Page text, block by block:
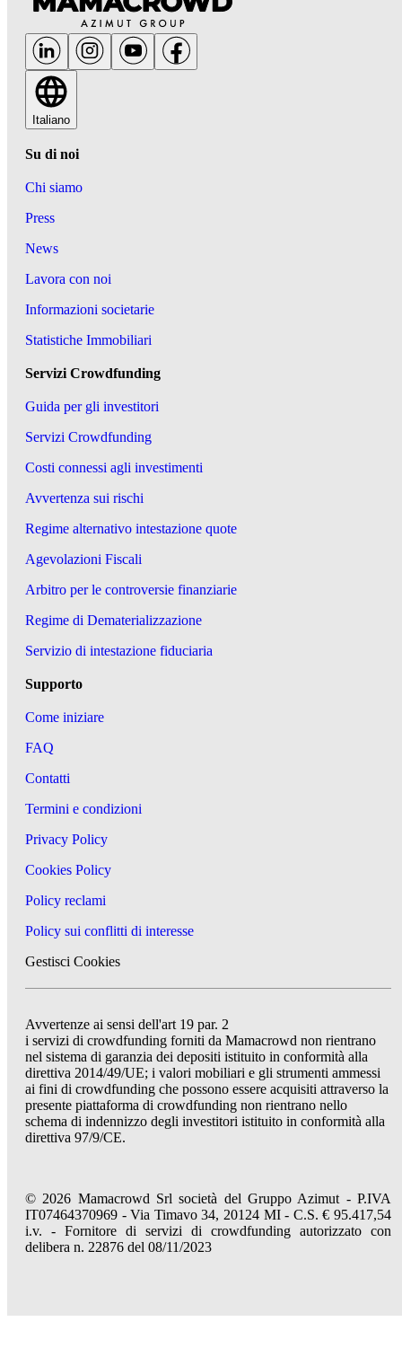
Italiano
Su di noi
Chi siamo
Press
News
Lavora con noi
Informazioni societarie
Statistiche Immobiliari
Servizi Crowdfunding
Guida per gli investitori
Servizi Crowdfunding
Costi connessi agli investimenti
Avvertenza sui rischi
Regime alternativo intestazione quote
Agevolazioni Fiscali
Arbitro per le controversie finanziarie
Regime di Dematerializzazione
Servizio di intestazione fiduciaria
Supporto
Come iniziare
FAQ
Contatti
Termini e condizioni
Privacy Policy
Cookies Policy
Policy reclami
Policy sui conflitti di interesse
Gestisci Cookies
Avvertenze ai sensi dell'art 19 par. 2
i servizi di crowdfunding forniti da Mamacrowd non rientrano
nel sistema di garanzia dei depositi istituito in conformità alla
direttiva 2014/49/UE; i valori mobiliari e gli strumenti ammessi
ai fini di crowdfunding che possono essere acquisiti attraverso la
presente piattaforma di crowdfunding non rientrano nello
schema di indennizzo degli investitori istituito in conformità alla
direttiva 97/9/CE.
© 2026 Mamacrowd Srl società del Gruppo Azimut - P.IVA
IT07464370969 - Via Timavo 34, 20124 MI - C.S. € 95.417,54
i.v. - Fornitore di servizi di crowdfunding autorizzato con
delibera n. 22876 del 08/11/2023